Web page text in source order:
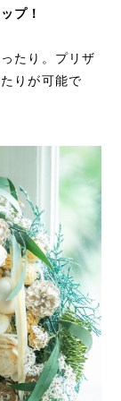
プ！
たり。プリザ
りが可能で